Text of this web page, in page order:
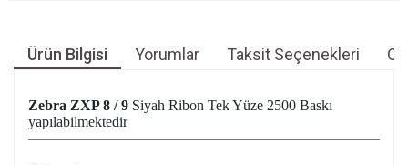
Ürün Bilgisi Yorumlar Taksit Seçenekleri
Zebra ZXP 8 / 9 Siyah Ribon Tek Yüze 2500 Baskı
yapılabilmektedir